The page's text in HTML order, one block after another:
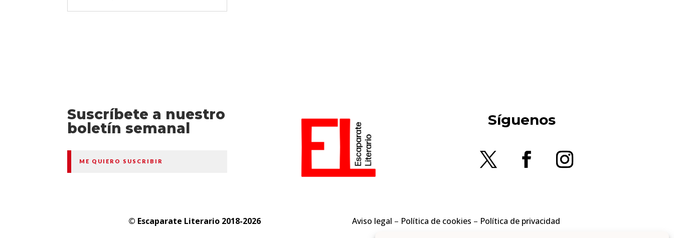
Suscríbete a nuestro
boletín semanal
ME QUIERO SUSCRIBIR
Síguenos
© Escaparate Literario 2018-2026 Aviso legal – Política de cookies – Política de privacidad